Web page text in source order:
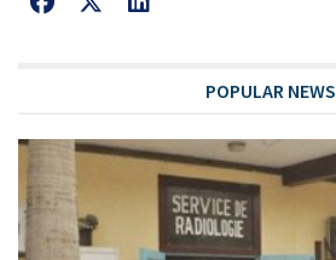
POPULAR NEWS